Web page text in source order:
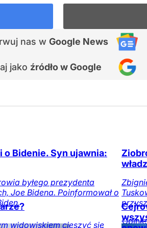
nas w Google News
jako źródło w Google
Bidenie. Syn ujawnia:
byłego prezydenta
Joe Bidena. Poinformował o
Opinie
widowiskiem cieszyć się